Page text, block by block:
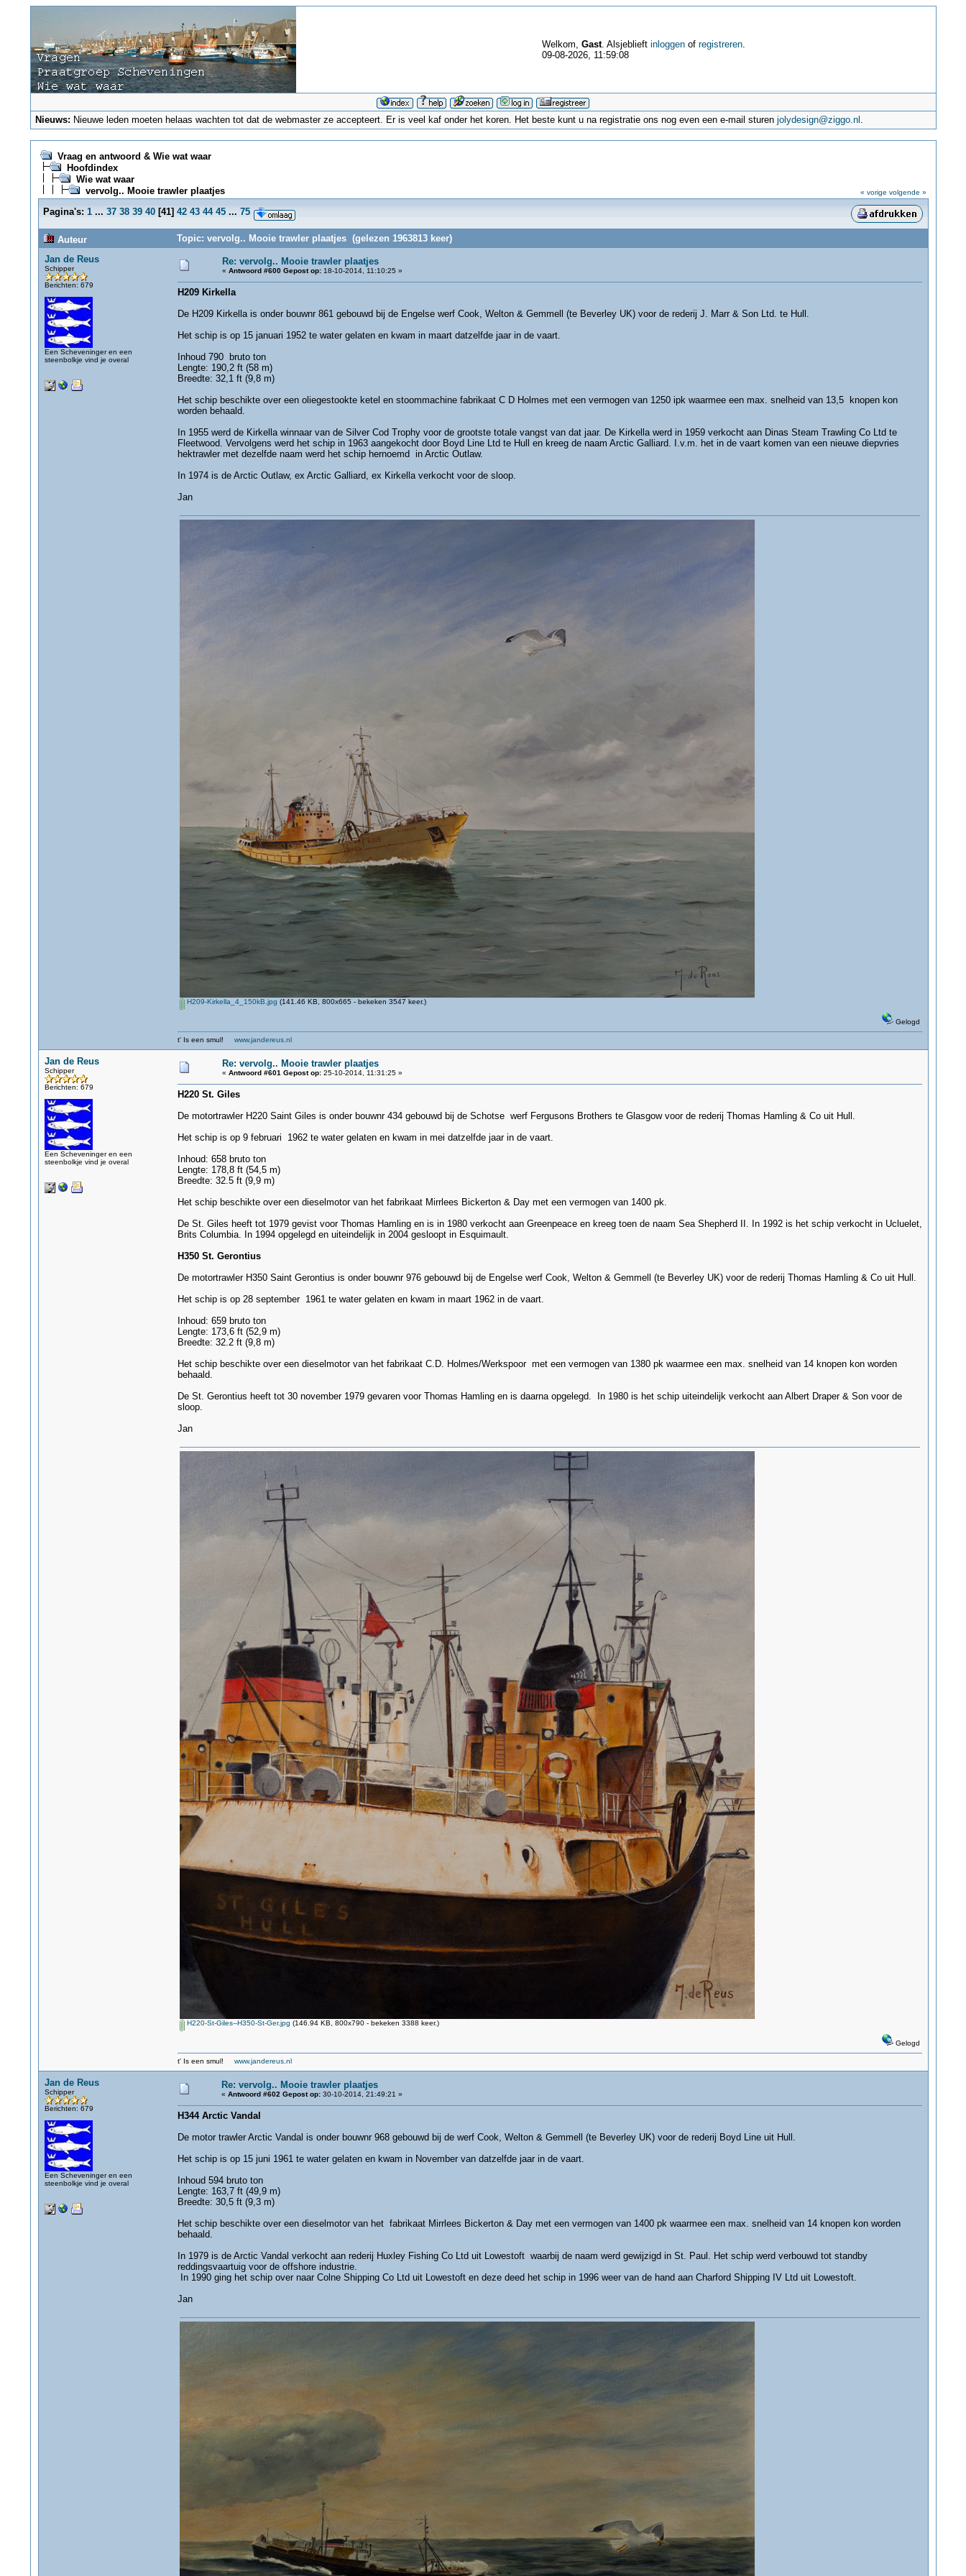
Welkom, Gast. Alsjeblieft inloggenof registreren.
09-08-2026, 11:59:08
Nieuws: Nieuwe leden moeten helaas wachten tot dat de webmaster ze accepteert. Er is veel kaf onder het koren. Het beste kunt u na registratie ons nog even een e-mail sturenjolydesign@ziggo.nl .
Vraag en antwoord & Wie wat waar
Hoofdindex
Wie wat waar
vervolg.. Mooie trawler plaatjes
« vorige volgende »
Pagina's: 1 ... 37 38 39 40[41] 42 43 44 45 ... 75
Auteur
Topic: vervolg.. Mooie trawler plaatjes (gelezen 1963813 keer)
Jan de Reus
Schipper
Berichten: 679
Een Scheveninger en een
steenbolkje vind je overal
Re: vervolg.. Mooie trawler plaatjes
« Antwoord #600 Gepost op:18-10-2014, 11:10:25 »
H209 Kirkella
De H209 Kirkella is onder bouwnr 861 gebouwd bij de Engelse werf Cook, Welton & Gemmell (te Beverley UK) voor de rederij J. Marr & Son Ltd. te Hull.
Het schip is op 15 januari 1952 te water gelaten en kwam in maart datzelfde jaar in de vaart.
Inhoud 790 bruto ton
Lengte: 190,2 ft (58 m)
Breedte: 32,1 ft (9,8 m)
Het schip beschikte over een oliegestookte ketel en stoommachine fabrikaat C D Holmes met een vermogen van 1250 ipk waarmee een max. snelheid van 13,5 knopen kon
worden behaald.
In 1955 werd de Kirkella winnaar van de Silver Cod Trophy voor de grootste totale vangst van dat jaar. De Kirkella werd in 1959 verkocht aan Dinas Steam Trawling Co Ltd te
Fleetwood. Vervolgens werd het schip in 1963 aangekocht door Boyd Line Ltd te Hull en kreeg de naam Arctic Galliard. I.v.m. het in de vaart komen van een nieuwe diepvries
hektrawler met dezelfde naam werd het schip hernoemd in Arctic Outlaw.
In 1974 is de Arctic Outlaw, ex Arctic Galliard, ex Kirkella verkocht voor de sloop.
Jan
H209-Kirkella_4_150kB.jpg (141.46 KB, 800x665 - bekeken 3547 keer.)
Gelogd
t' Is een smul! www.jandereus.nl
Jan de Reus
Schipper
Berichten: 679
Een Scheveninger en een
steenbolkje vind je overal
Re: vervolg.. Mooie trawler plaatjes
« Antwoord #601 Gepost op:25-10-2014, 11:31:25 »
H220 St. Giles
De motortrawler H220 Saint Giles is onder bouwnr 434 gebouwd bij de Schotse werf Fergusons Brothers te Glasgow voor de rederij Thomas Hamling & Co uit Hull.
Het schip is op 9 februari 1962 te water gelaten en kwam in mei datzelfde jaar in de vaart.
Inhoud: 658 bruto ton
Lengte: 178,8 ft (54,5 m)
Breedte: 32.5 ft (9,9 m)
Het schip beschikte over een dieselmotor van het fabrikaat Mirrlees Bickerton & Day met een vermogen van 1400 pk.
De St. Giles heeft tot 1979 gevist voor Thomas Hamling en is in 1980 verkocht aan Greenpeace en kreeg toen de naam Sea Shepherd II. In 1992 is het schip verkocht in Ucluelet,
Brits Columbia. In 1994 opgelegd en uiteindelijk in 2004 gesloopt in Esquimault.
H350 St. Gerontius
De motortrawler H350 Saint Gerontius is onder bouwnr 976 gebouwd bij de Engelse werf Cook, Welton & Gemmell (te Beverley UK) voor de rederij Thomas Hamling & Co uit Hull.
Het schip is op 28 september 1961 te water gelaten en kwam in maart 1962 in de vaart.
Inhoud: 659 bruto ton
Lengte: 173,6 ft (52,9 m)
Breedte: 32.2 ft (9,8 m)
Het schip beschikte over een dieselmotor van het fabrikaat C.D. Holmes/Werkspoor met een vermogen van 1380 pk waarmee een max. snelheid van 14 knopen kon worden
behaald.
De St. Gerontius heeft tot 30 november 1979 gevaren voor Thomas Hamling en is daarna opgelegd. In 1980 is het schip uiteindelijk verkocht aan Albert Draper & Son voor de
sloop.
Jan
H220-St-Giles--H350-St-Ger.jpg (146.94 KB, 800x790 - bekeken 3388 keer.)
Gelogd
t' Is een smul! www.jandereus.nl
Jan de Reus
Schipper
Berichten: 679
Een Scheveninger en een
steenbolkje vind je overal
Re: vervolg.. Mooie trawler plaatjes
« Antwoord #602 Gepost op:30-10-2014, 21:49:21 »
H344 Arctic Vandal
De motor trawler Arctic Vandal is onder bouwnr 968 gebouwd bij de werf Cook, Welton & Gemmell (te Beverley UK) voor de rederij Boyd Line uit Hull.
Het schip is op 15 juni 1961 te water gelaten en kwam in November van datzelfde jaar in de vaart.
Inhoud 594 bruto ton
Lengte: 163,7 ft (49,9 m)
Breedte: 30,5 ft (9,3 m)
Het schip beschikte over een dieselmotor van het fabrikaat Mirrlees Bickerton & Day met een vermogen van 1400 pk waarmee een max. snelheid van 14 knopen kon worden
behaald.
In 1979 is de Arctic Vandal verkocht aan rederij Huxley Fishing Co Ltd uit Lowestoft waarbij de naam werd gewijzigd in St. Paul. Het schip werd verbouwd tot standby
reddingsvaartuig voor de offshore industrie.
In 1990 ging het schip over naar Colne Shipping Co Ltd uit Lowestoft en deze deed het schip in 1996 weer van de hand aan Charford Shipping IV Ltd uit Lowestoft.
Jan